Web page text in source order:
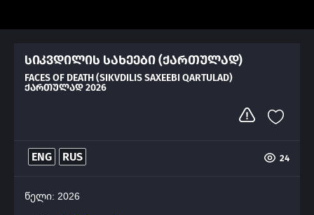
სიკვდილის სახეები (ქართულად)
FACES OF DEATH (SIKVDILIS SAXEEBI QARTULAD)
ᲥᲐᲠᲗᲣᲚᲐᲓ 2026
ENG RUS 24
წელი: 2026